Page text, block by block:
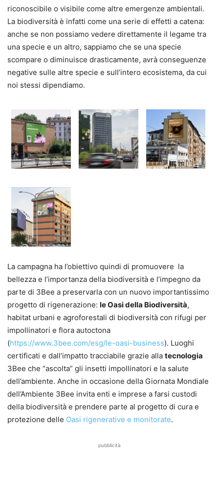
riconoscibile o visibile come altre emergenze ambientali.
La biodiversità è infatti come una serie di effetti a catena:
anche se non possiamo vedere direttamente il legame tra
una specie e un altro, sappiamo che se una specie
scompare o diminuisce drasticamente, avrà conseguenze
negative sulle altre specie e sull’intero ecosistema, da cui
noi stessi dipendiamo.
La campagna ha l’obiettivo quindi di promuovere la
bellezza e l’importanza della biodiversità e l’impegno da
parte di 3Bee a preservarla con un nuovo importantissimo
progetto di rigenerazione: le Oasi della Biodiversità,
habitat urbani e agroforestali di biodiversità con rifugi per
impollinatori e flora autoctona
(https://www.3bee.com/esg/le-oasi-business). Luoghi
certificati e dall’impatto tracciabile grazie alla tecnologia
3Bee che “ascolta” gli insetti impollinatori e la salute
dell’ambiente. Anche in occasione della Giornata Mondiale
dell’Ambiente 3Bee invita enti e imprese a farsi custodi
della biodiversità e prendere parte al progetto di cura e
protezione delle Oasi rigenerative e monitorate.
pubblicità